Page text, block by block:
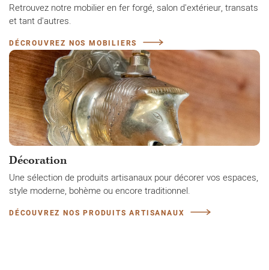
Retrouvez notre mobilier en fer forgé, salon d'extérieur, transats
et tant d'autres.
DÉCROUVREZ NOS MOBILIERS
Décoration
Une sélection de produits artisanaux pour décorer vos espaces,
style moderne, bohème ou encore traditionnel.
DÉCOUVREZ NOS PRODUITS ARTISANAUX